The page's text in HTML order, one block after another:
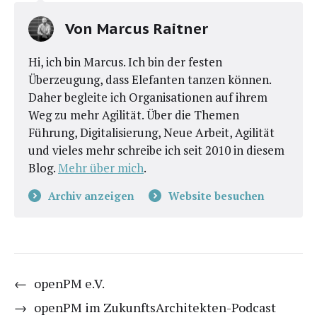
Von Marcus Raitner
Hi, ich bin Marcus. Ich bin der festen
Überzeugung, dass Elefanten tanzen können.
Daher begleite ich Organisationen auf ihrem
Weg zu mehr Agilität. Über die Themen
Führung, Digitalisierung, Neue Arbeit, Agilität
und vieles mehr schreibe ich seit 2010 in diesem
Blog.Mehr über mich.
Archiv anzeigen Website besuchen
← openPM e.V.
→ openPM im ZukunftsArchitekten-Podcast